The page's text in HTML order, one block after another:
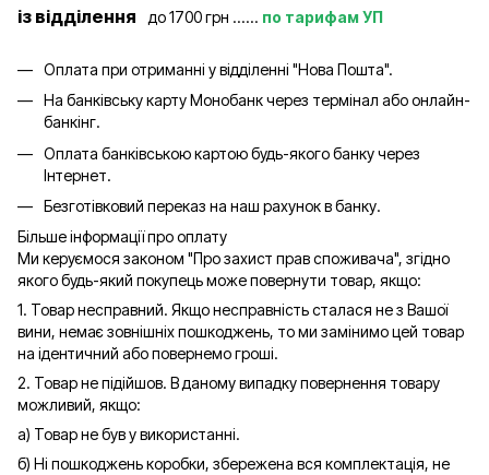
із відділення до 1700 грн ...... по тарифам УП
Оплата при отриманні у відділенні "Нова Пошта".
На банківську карту Монобанк через термінал або онлайн-
банкінг.
Оплата банківською картою будь-якого банку через
Інтернет.
Безготівковий переказ на наш рахунок в банку.
Більше інформації про оплату
Ми керуємося законом "Про захист прав споживача", згідно
якого будь-який покупець може повернути товар, якщо:
1. Товар несправний. Якщо несправність сталася не з Вашої
вини, немає зовнішніх пошкоджень, то ми замінимо цей товар
на ідентичний або повернемо гроші.
2. Товар не підійшов. В даному випадку повернення товару
можливий, якщо:
а) Товар не був у використанні.
б) Ні пошкоджень коробки, збережена вся комплектація, не